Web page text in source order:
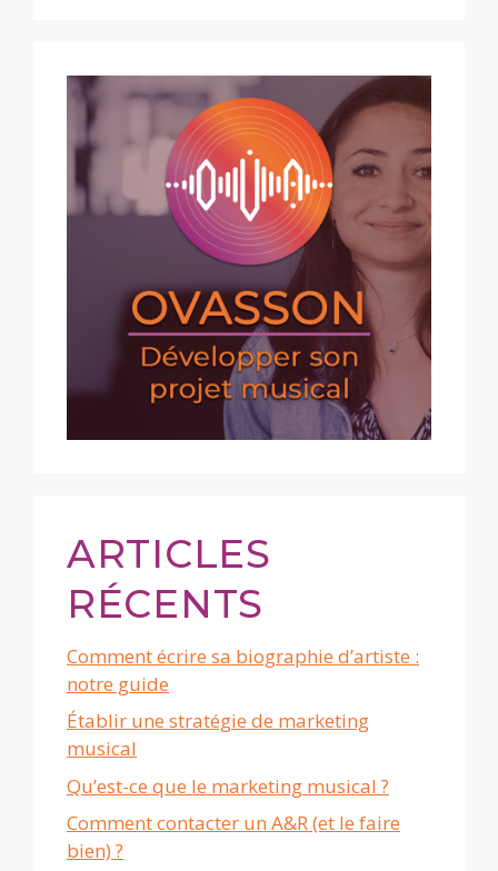
ARTICLES
RÉCENTS
Comment écrire sa biographie d’artiste :
notre guide
Établir une stratégie de marketing
musical
Qu’est-ce que le marketing musical ?
Comment contacter un A&R (et le faire
bien) ?